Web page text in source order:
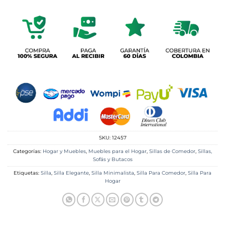
SKU: 12457
Categorías: Hogar y Muebles, Muebles para el Hogar, Sillas de Comedor, Sillas,
Sofás y Butacos
Etiquetas: Silla, Silla Elegante, Silla Minimalista, Silla Para Comedor, Silla Para
Hogar